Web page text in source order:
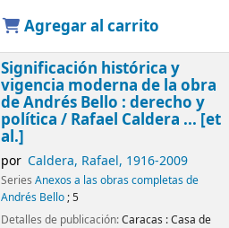
Agregar al carrito
Significación histórica y
vigencia moderna de la obra
de Andrés Bello : derecho y
política / Rafael Caldera ... [et
al.]
por Caldera, Rafael, 1916-2009
Series Anexos a las obras completas de
Andrés Bello; 5
Detalles de publicación:Caracas :Casa de